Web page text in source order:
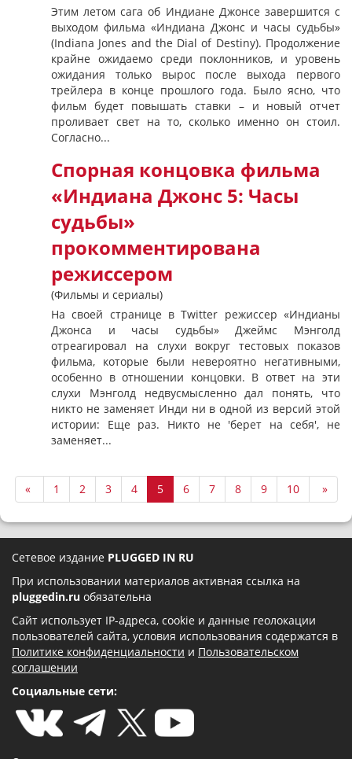
Этим летом сага об Индиане Джонсе завершится с
выходом фильма «Индиана Джонс и часы судьбы»
(Indiana Jones and the Dial of Destiny). Продолжение
крайне ожидаемо среди поклонников, и уровень
ожидания только вырос после выхода первого
трейлера в конце прошлого года. Было ясно, что
фильм будет повышать ставки – и новый отчет
проливает свет на то, сколько именно он стоил.
Согласно...
Спорная концовка фильма
«Индиана Джонс 5: Часы
судьбы»
прокомментирована
режиссером
(Фильмы и сериалы)
На своей странице в Twitter режиссер «Индианы
Джонса и часы судьбы» Джеймс Мэнголд
отреагировал на слухи вокруг тестовых показов
фильма, которые были невероятно негативными,
особенно в отношении концовки. В ответ на эти
слухи Мэнголд недвусмысленно дал понять, что
никто не заменяет Инди ни в одной из версий этой
истории: Еще раз. Никто не 'берет на себя', не
заменяет...
« 1 2 3 4 5 6 7 8 9 10 »
Сетевое издание PLUGGED IN RU
При использовании материалов активная ссылка на
pluggedin.ru обязательна
Сайт использует IP-адреса, cookie и данные геолокации
пользователей сайта, условия использования содержатся в
Политике конфиденциальности и Пользовательском
соглашении
Социальные сети: